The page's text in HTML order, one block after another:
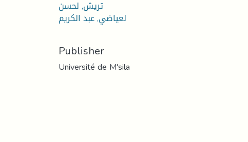
تريش, لحسن
لعياضي, عبد الكريم
Publisher
Université de M'sila